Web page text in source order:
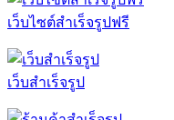
เว็บไซต์สำเร็จรูปฟรี
เว็บสำเร็จรูป